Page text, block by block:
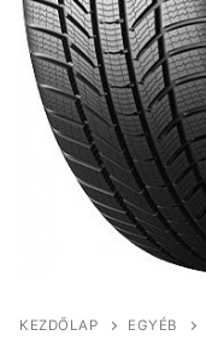
KEZDŐLAP EGYÉB